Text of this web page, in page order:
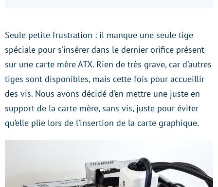
Seule petite frustration : il manque une seule tige
spéciale pour s’insérer dans le dernier orifice présent
sur une carte mère ATX. Rien de très grave, car d’autres
tiges sont disponibles, mais cette fois pour accueillir
des vis. Nous avons décidé d’en mettre une juste en
support de la carte mère, sans vis, juste pour éviter
qu’elle plie lors de l’insertion de la carte graphique.